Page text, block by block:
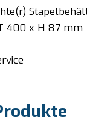
400 x H 87 mm